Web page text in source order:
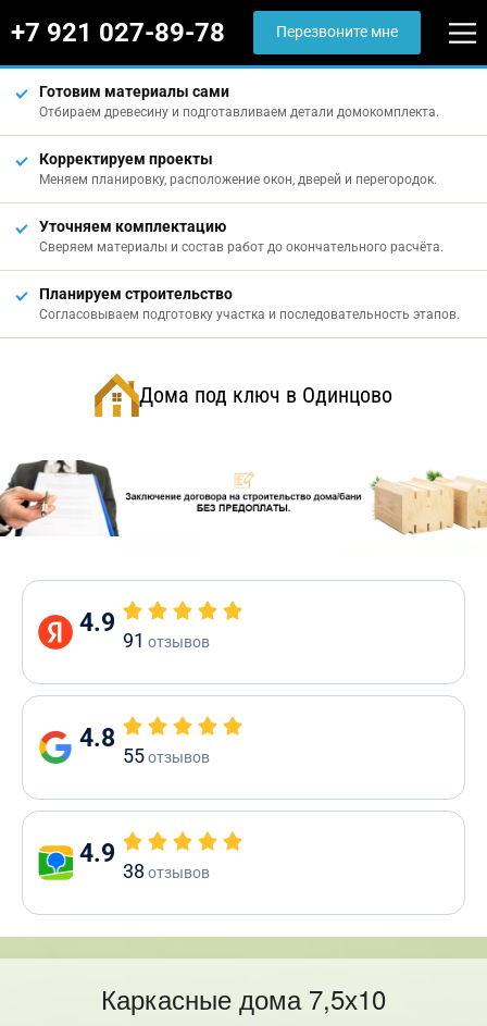
+7 921 027-89-78 Перезвоните мне
Готовим материалы сами
Отбираем древесину и подготавливаем детали домокомплекта.
Корректируем проекты
Меняем планировку, расположение окон, дверей и перегородок.
Уточняем комплектацию
Сверяем материалы и состав работ до окончательного расчёта.
Планируем строительство
Согласовываем подготовку участка и последовательность этапов.
Дома под ключ в Одинцово
4.9
91 отзывов
4.8
55отзывов
4.9
38 отзывов
Каркасные дома 7,5х10